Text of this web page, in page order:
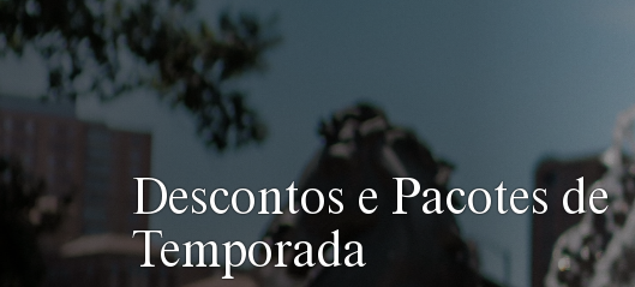
Descontos e Pacotes de
Temporada